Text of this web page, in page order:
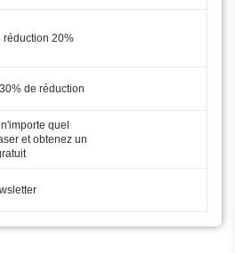
réduction 20%
de réduction
quel
et obtenez un